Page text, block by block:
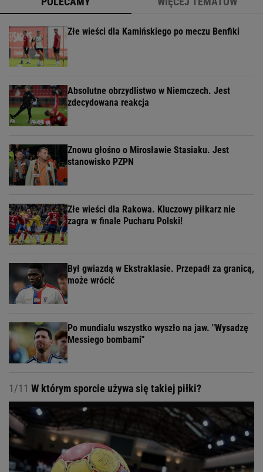
Złe wieści dla Kamińskiego po meczu Benfiki
Absolutne obrzydlistwo w Niemczech. Jest
zdecydowana reakcja
Znowu głośno o Mirosławie Stasiaku. Jest
stanowisko PZPN
Złe wieści dla Rakowa. Kluczowy piłkarz nie
zagra w finale Pucharu Polski!
Był gwiazdą w Ekstraklasie. Przepadł za granicą,
może wrócić
Po mundialu wszystko wyszło na jaw. "Wysadzę
Messiego bombami"
1/11 W którym sporcie używa się takiej piłki?